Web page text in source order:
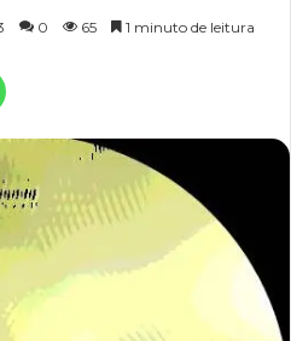
0 65 1 minuto de leitura